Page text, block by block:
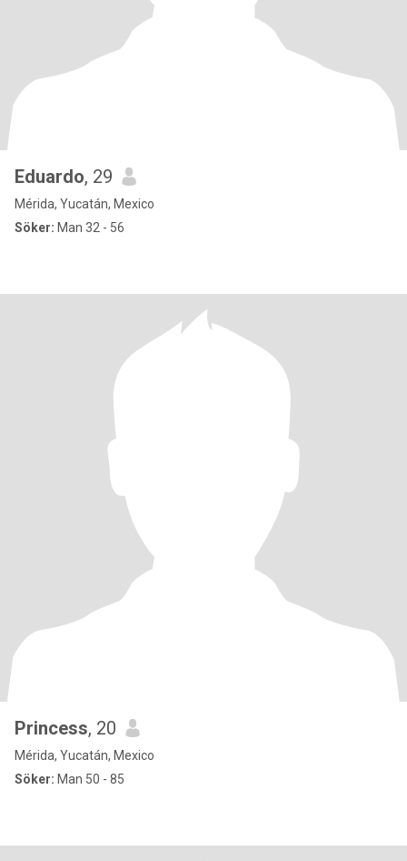
Eduardo, 29
Mérida, Yucatán, Mexico
Söker: Man 32 - 56
Princess, 20
Mérida, Yucatán, Mexico
Söker: Man 50 - 85